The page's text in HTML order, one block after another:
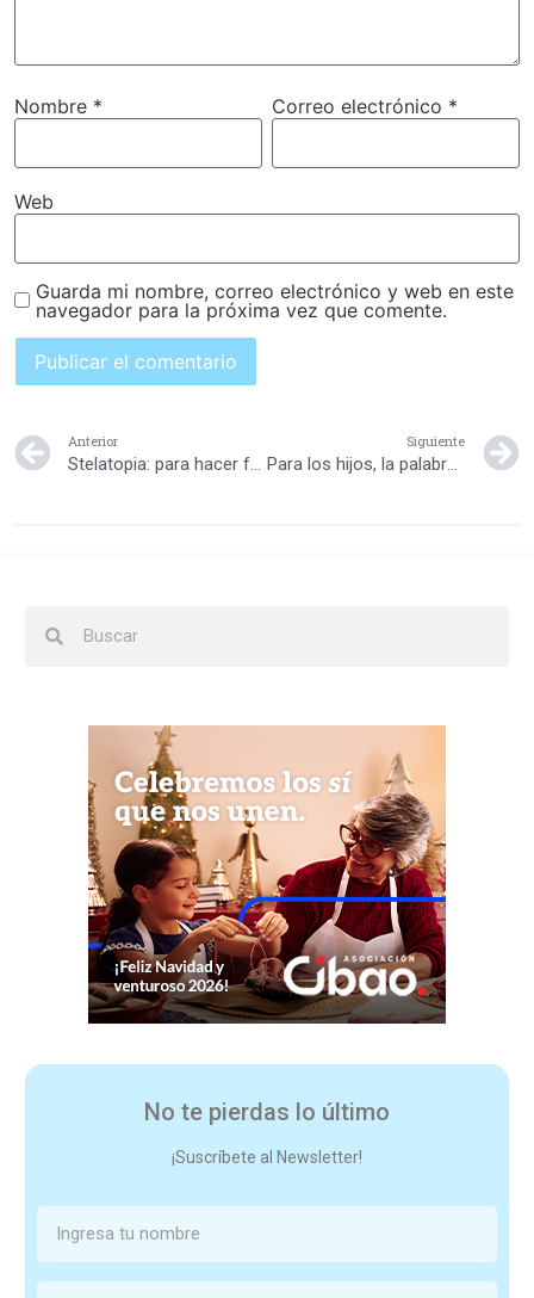
Nombre * Correo electrónico *
Web
Guarda mi nombre, correo electrónico y web en este
navegador para la próxima vez que comente.
Anterior
Stelatopia: para hacer frente a la piel propensa a eczema
Siguiente
Para los hijos, la palabra “AMOR” se escribe “T-I-E-M-P-O”
No te pierdas lo último
¡Suscríbete al Newsletter!